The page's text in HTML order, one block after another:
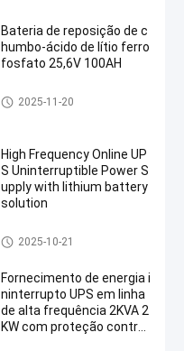
Bateria de reposição de c
humbo-ácido de lítio ferro
fosfato 25,6V 100AH
Tecnologia UPS de G
2025-11-20
High Frequency Online UP
S Uninterruptible Power S
upply with lithium battery
solution
Tecnologia UPS de G
2025-10-21
Fornecimento de energia i
ninterrupto UPS em linha
de alta frequência 2KVA 2
KW com proteção contra